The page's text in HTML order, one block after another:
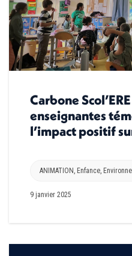
Carbone
enseignantes
l’impact positif
ANIMATION , Enfance,
9 janvier 2025